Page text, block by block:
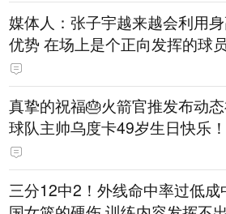
媒体人：张子宇越来越会利用
优势 在场上是个正向发挥的球员
真挚的祝福🎂火箭官推发布动
球队主帅乌度卡49岁生日快乐！
三分12中2！外线命中率过低成